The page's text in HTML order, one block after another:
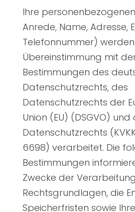
Ihre
Anrede, Name, Adresse,
Telefonnummer)
Übereinstimmung mit
Bestimmungen des
Datenschutzrechts, des
Datenschutzrechts der
Union (EU) (DSGVO)
Datenschutzrechts
6698) verarbeitet. Die
Bestimmungen
Zwecke der
Rechtsgrundlagen, die
Speicherfristen sowie